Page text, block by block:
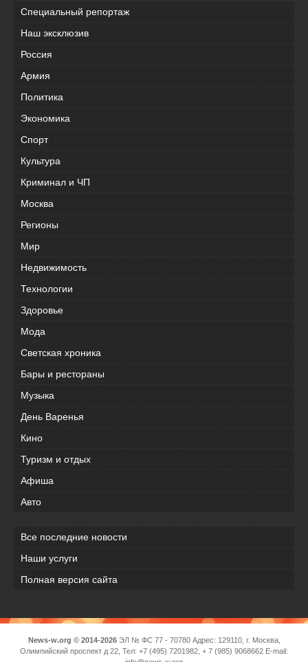
Специальный репортаж
Наш эксклюзив
Россия
Армия
Политика
Экономика
Спорт
Культура
Криминал и ЧП
Москва
Регионы
Мир
Недвижимость
Технологии
Здоровье
Мода
Светская хроника
Бары и рестораны
Музыка
День Варенья
Кино
Туризм и отдых
Афиша
Авто
Все последние новости
Наши услуги
Полная версия сайта
News-w.org © 2014-2026ЭЛ № ФС 77 - 70780 Адрес: 129110, г. Москва,
Олимпийский проспект д 22, Тел: +7 (495) 7201982, + 7 (985) 9068662 E-mail: